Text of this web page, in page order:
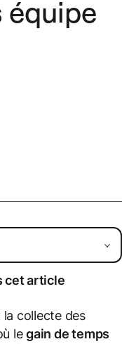
équipe
cet article
la collecte des
legain de temps